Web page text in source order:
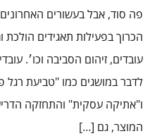
פה סוד, אבל בעשורים
הכרוך בפעילות תאגידים הולכת
עובדים, זיהום הסביבה וכו׳.
לדבר במושגים כמו "טביעת
ו"אתיקה עסקית" והתחזקה
המוצר, גם […]